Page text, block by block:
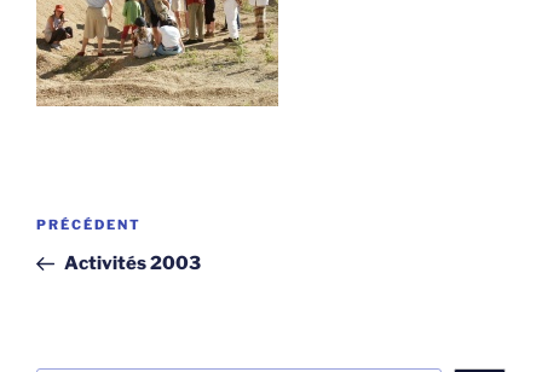
Navigation
l’article
Article
précédent
PRÉCÉDENT
Activités 2003